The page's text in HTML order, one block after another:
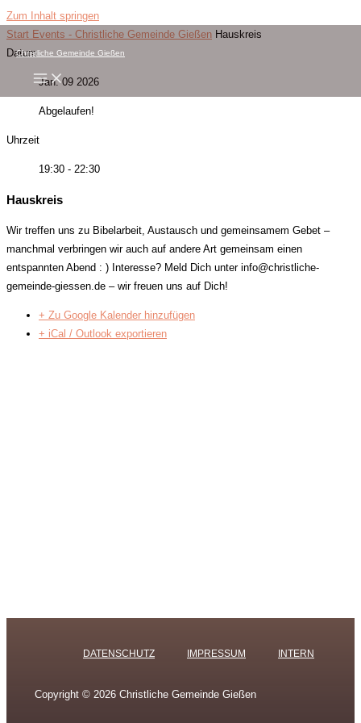
Zum Inhalt springen
Christliche Gemeinde Gießen
Start Events - Christliche Gemeinde Gießen Hauskreis
Datum
Jan. 09 2026
Abgelaufen!
Uhrzeit
19:30 - 22:30
Hauskreis
Wir treffen uns zu Bibelarbeit, Austausch und gemeinsamem Gebet –
manchmal verbringen wir auch auf andere Art gemeinsam einen
entspannten Abend : ) Interesse? Meld Dich unter info@christliche-
gemeinde-giessen.de – wir freuen uns auf Dich!
+ Zu Google Kalender hinzufügen
+ iCal / Outlook exportieren
DATENSCHUTZ IMPRESSUM INTERN
Copyright © 2026 Christliche Gemeinde Gießen